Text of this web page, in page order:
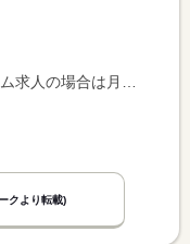
の場合は時間額を表示しています。
クより転載)